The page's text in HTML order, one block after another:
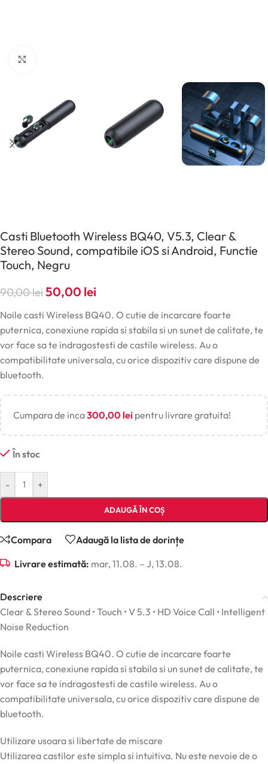
Casti Bluetooth Wireless BQ40, V5.3, Clear &
Stereo Sound, compatibile iOS si Android, Functie
Touch, Negru
90,00lei50,00 lei
Noile casti Wireless BQ40. O cutie de incarcare foarte
puternica, conexiune rapida si stabila si un sunet de calitate, te
vor face sa te indragostesti de castile wireless. Au o
compatibilitate universala, cu orice dispozitiv care dispune de
bluetooth.
Cumpara de inca300,00 lei pentru livrare gratuita!
În stoc
- +
ADAUGĂ ÎN COȘ
Compara Adaugă la lista de dorințe
Livrare estimată: mar, 11.08. – J, 13.08.
Descriere
Clear & Stereo Sound • Touch • V 5.3 • HD Voice Call • Intelligent
Noise Reduction
Noile casti Wireless BQ40. O cutie de incarcare foarte
puternica, conexiune rapida si stabila si un sunet de calitate, te
vor face sa te indragostesti de castile wireless. Au o
compatibilitate universala, cu orice dispozitiv care dispune de
bluetooth.
Utilizare usoara si libertate de miscare
Utilizarea castilor este simpla si intuitiva. Nu este nevoie de o